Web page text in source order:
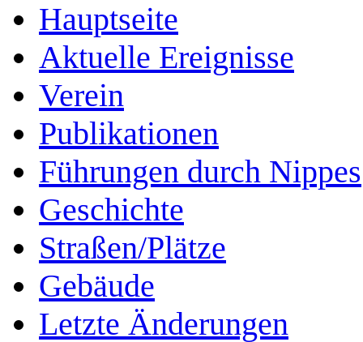
Hauptseite
Aktuelle Ereignisse
Verein
Publikationen
Führungen durch Nippes
Geschichte
Straßen/Plätze
Gebäude
Letzte Änderungen